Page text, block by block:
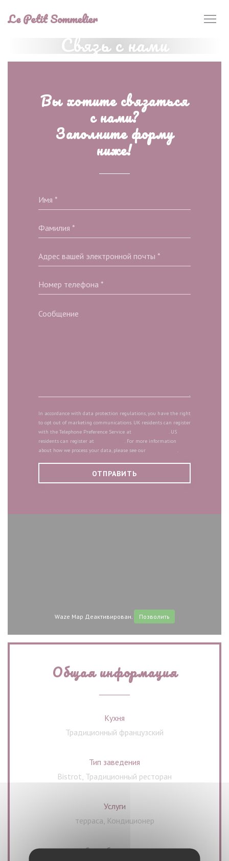
Le Petit Sommelier
Связь с нами
Вы хотите связаться
с нами?
Заполните форму
ниже!
In accordance with data protection regulations, you have the right
to opt out of marketing communications. UK residents can register
with the Telephone Preference Service at
. US
residents can register at
. For more information
about how we process your data, please see our
.
Waze Map Деактивирован. Позволить
Общая информация
Кухня
Традиционный французский
Тип заведения
Bistrot, Традиционный ресторан
Услуги
терраса, Кондиционер
Способы оплаты